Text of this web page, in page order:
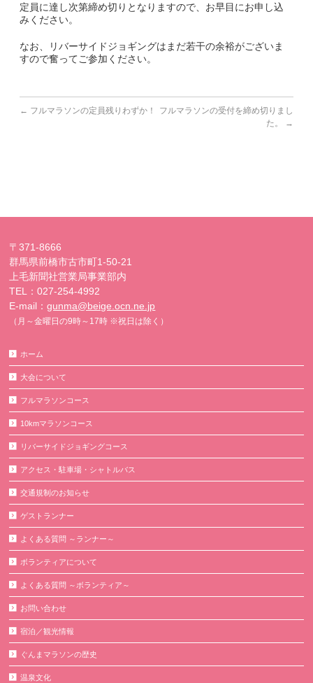
定員に達し次第締め切りとなりますので、お早目にお申し込
みください。
なお、リバーサイドジョギングはまだ若干の余裕がございま
すので奮ってご参加ください。
← フルマラソンの定員残りわずか！
フルマラソンの受付を締め切りまし
た。
→
〒371-8666
群馬県前橋市古市町1-50-21
上毛新聞社営業局事業部内
TEL：027-254-4992
E-mail：gunma@beige.ocn.ne.jp
（月～金曜日の9時～17時 ※祝日は除く）
ホーム
大会について
フルマラソンコース
10kmマラソンコース
リバーサイドジョギングコース
アクセス・駐車場・シャトルバス
交通規制のお知らせ
ゲストランナー
よくある質問 ～ランナー～
ボランティアについて
よくある質問 ～ボランティア～
お問い合わせ
宿泊／観光情報
ぐんまマラソンの歴史
温泉文化